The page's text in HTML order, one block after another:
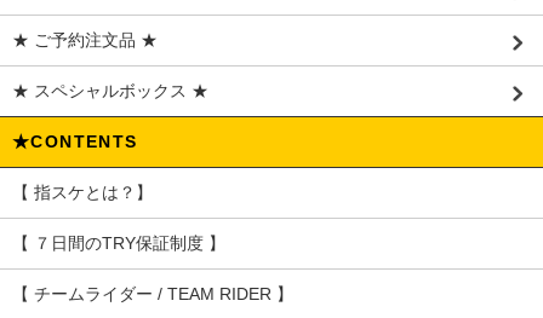
★ ご予約注文品 ★
★ スペシャルボックス ★
★CONTENTS
【 指スケとは？】
【 ７日間のTRY保証制度 】
【 チームライダー / TEAM RIDER 】